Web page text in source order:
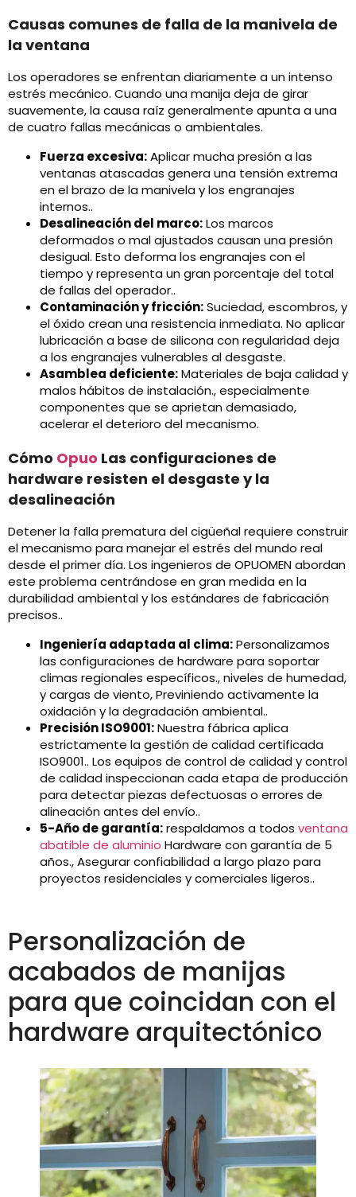
Causas comunes de falla de la manivela de
la ventana
Los operadores se enfrentan diariamente a un intenso
estrés mecánico. Cuando una manija deja de girar
suavemente, la causa raíz generalmente apunta a una
de cuatro fallas mecánicas o ambientales.
Fuerza excesiva:Aplicar mucha presión a las
ventanas atascadas genera una tensión extrema
en el brazo de la manivela y los engranajes
internos..
Desalineación del marco:Los marcos
deformados o mal ajustados causan una presión
desigual. Esto deforma los engranajes con el
tiempo y representa un gran porcentaje del total
de fallas del operador..
Contaminación y fricción:Suciedad, escombros, y
el óxido crean una resistencia inmediata. No aplicar
lubricación a base de silicona con regularidad deja
a los engranajes vulnerables al desgaste.
Asamblea deficiente:Materiales de baja calidad y
malos hábitos de instalación., especialmente
componentes que se aprietan demasiado,
acelerar el deterioro del mecanismo.
Cómo Opuo Las configuraciones de
hardware resisten el desgaste y la
desalineación
Detener la falla prematura del cigüeñal requiere construir
el mecanismo para manejar el estrés del mundo real
desde el primer día. Los ingenieros de OPUOMEN abordan
este problema centrándose en gran medida en la
durabilidad ambiental y los estándares de fabricación
precisos..
Ingeniería adaptada al clima:Personalizamos
las configuraciones de hardware para soportar
climas regionales específicos., niveles de humedad,
y cargas de viento, Previniendo activamente la
oxidación y la degradación ambiental..
Precisión ISO9001:Nuestra fábrica aplica
estrictamente la gestión de calidad certificada
ISO9001.. Los equipos de control de calidad y control
de calidad inspeccionan cada etapa de producción
para detectar piezas defectuosas o errores de
alineación antes del envío..
5-Año de garantía:respaldamos a todos ventana
abatible de aluminio Hardware con garantía de 5
años., Asegurar confiabilidad a largo plazo para
proyectos residenciales y comerciales ligeros..
Personalización de
acabados de manijas
para que coincidan con el
hardware arquitectónico